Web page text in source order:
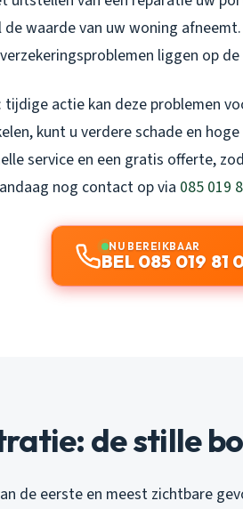
waarde van uw woning
liggen op de
tijdige actie kan deze problemen
kunt u verdere schade en
service en een gratis offerte,
nog contact op via 085 019
NU BEREIKBAAR
BEL 085 019 81
de stille
de eerste en meest zichtbare